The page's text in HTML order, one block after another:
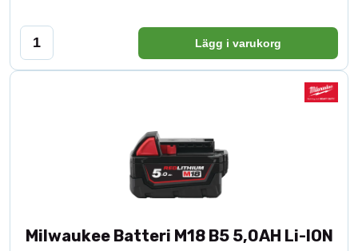
Lägg i varukorg
Milwaukee Batteri M18 B5 5,0AH Li-ION